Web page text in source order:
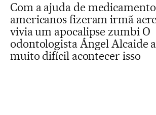
Com a ajuda de
americanos fizeram irmã
vivia um apocalipse zumbi O
odontologista Ángel Alcaide
muito difícil acontecer isso